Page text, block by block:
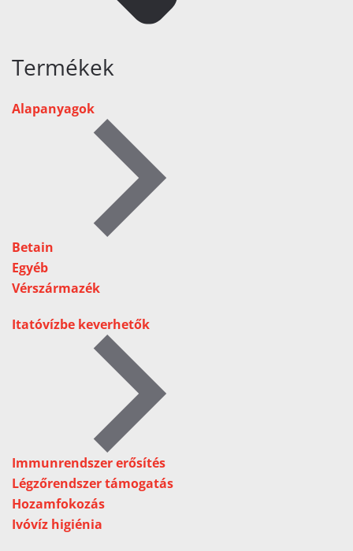
Termékek
Alapanyagok
Betain
Egyéb
Vérszármazék
Itatóvízbe keverhetők
Immunrendszer erősítés
Légzőrendszer támogatás
Hozamfokozás
Ivóvíz higiénia